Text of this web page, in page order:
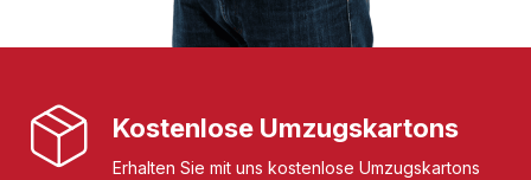
Kostenlose Umzugskartons
Erhalten Sie mit uns kostenlose Umzugskartons